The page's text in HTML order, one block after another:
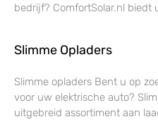
bedrijf? ComfortSolar.nl biedt
Slimme Opladers
Slimme opladers Bent u op
voor uw elektrische auto?
uitgebreid assortiment aan